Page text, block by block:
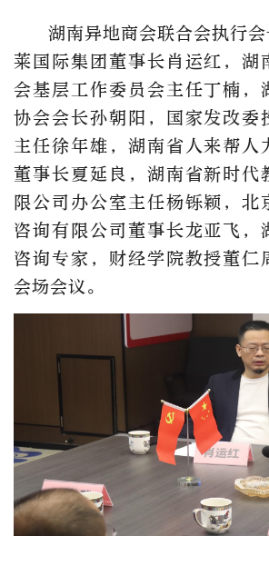
湖南异地商会联合会执行
莱国际集团董事长肖运红，湖
会基层工作委员会主任丁楠，
协会会长孙朝阳，国家发改委
主任徐年雄，湖南省人来帮人
董事长夏延良，湖南省新时代
限公司办公室主任杨铄颖，北
咨询有限公司董事长龙亚飞，
咨询专家，财经学院教授董仁
会场会议。